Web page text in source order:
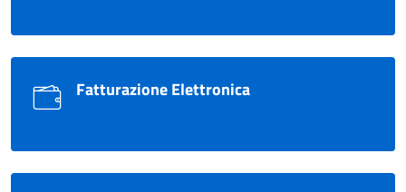
Fatturazione Elettronica